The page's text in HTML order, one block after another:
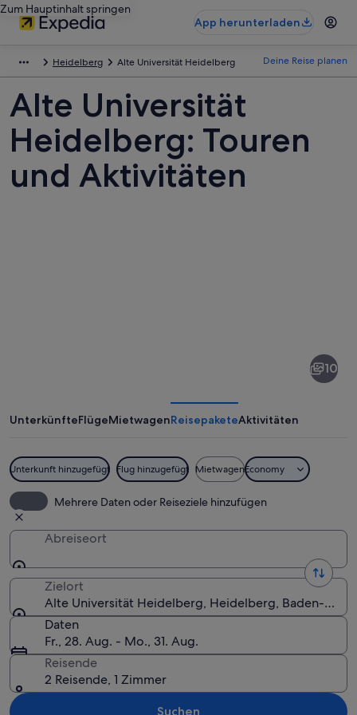
Zum Hauptinhalt springen
App herunterladen
Heidelberg Alte Universität Heidelberg Deine Reise planen
Alte Universität
Heidelberg: Touren
und Aktivitäten
10
UnterkünfteFlügeMietwagenReisepaketeAktivitäten
Unterkunft hinzugefügt Flug hinzugefügt MietwagenEconomy
Mehrere Daten oder Reiseziele hinzufügen
Abreiseort
Zielort
Alte Universität Heidelberg, Heidelberg, Baden-
Daten
Fr., 28. Aug. - Mo., 31. Aug.
Reisende
2 Reisende, 1 Zimmer
Suchen